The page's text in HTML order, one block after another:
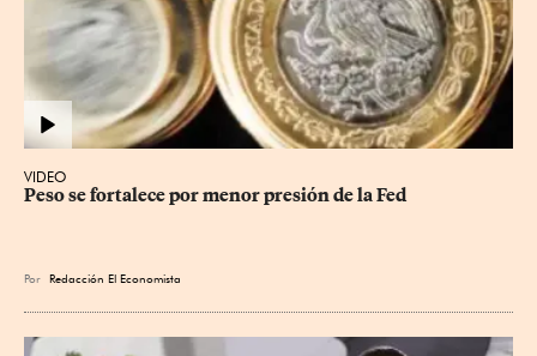
VIDEO
Peso se fortalece por menor presión de la Fed
Por Redacción El Economista